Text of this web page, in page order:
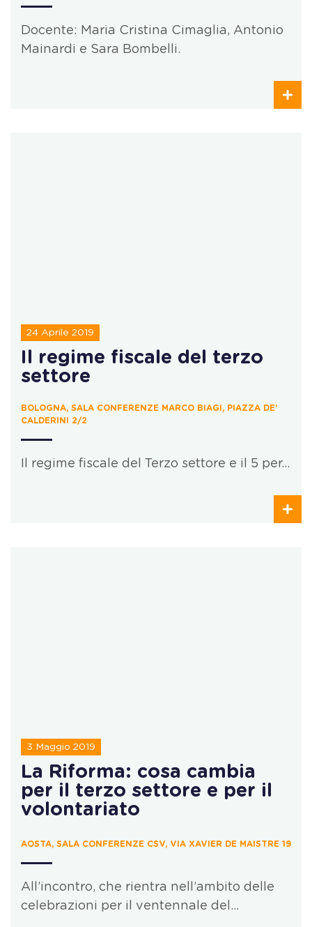
Docente: Maria Cristina Cimaglia, Antonio
Mainardi e Sara Bombelli.
24 Aprile 2019
Il regime fiscale del terzo
settore
BOLOGNA, SALA CONFERENZE MARCO BIAGI, PIAZZA DE’
CALDERINI 2/2
Il regime fiscale del Terzo settore e il 5 per…
3 Maggio 2019
La Riforma: cosa cambia
per il terzo settore e per il
volontariato
AOSTA, SALA CONFERENZE CSV, VIA XAVIER DE MAISTRE 19
All’incontro, che rientra nell’ambito delle
celebrazioni per il ventennale del…